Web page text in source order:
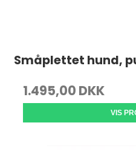
Småplettet hund,
1.495,00 DKK
VIS